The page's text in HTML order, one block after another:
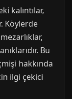
kalıntılar,
Köylerde
Bu
hakkında
ilgi çekici